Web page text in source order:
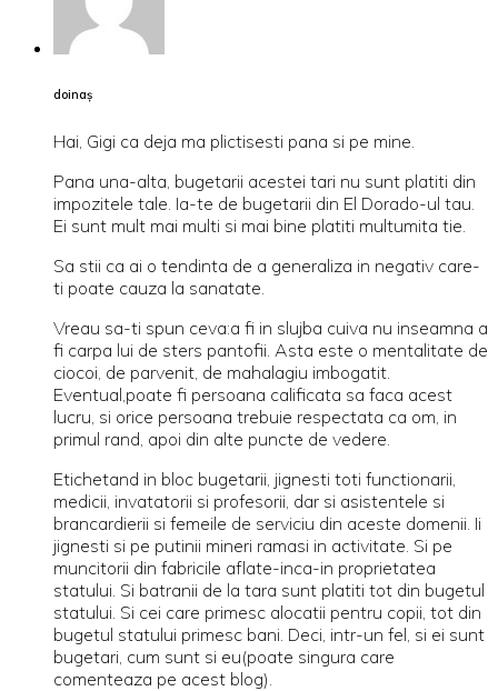
doinaş
Hai, Gigi ca deja ma plictisesti pana si pe mine.
Pana una-alta, bugetarii acestei tari nu sunt platiti din
impozitele tale. Ia-te de bugetarii din El Dorado-ul tau.
Ei sunt mult mai multi si mai bine platiti multumita tie.
Sa stii ca ai o tendinta de a generaliza in negativ care-
ti poate cauza la sanatate.
Vreau sa-ti spun ceva:a fi in slujba cuiva nu inseamna a
fi carpa lui de sters pantofii. Asta este o mentalitate de
ciocoi, de parvenit, de mahalagiu imbogatit.
Eventual,poate fi persoana calificata sa faca acest
lucru, si orice persoana trebuie respectata ca om, in
primul rand, apoi din alte puncte de vedere.
Etichetand in bloc bugetarii, jignesti toti functionarii,
medicii, invatatorii si profesorii, dar si asistentele si
brancardierii si femeile de serviciu din aceste domenii. Ii
jignesti si pe putinii mineri ramasi in activitate. Si pe
muncitorii din fabricile aflate-inca-in proprietatea
statului. Si batranii de la tara sunt platiti tot din bugetul
statului. Si cei care primesc alocatii pentru copii, tot din
bugetul statului primesc bani. Deci, intr-un fel, si ei sunt
bugetari, cum sunt si eu(poate singura care
comenteaza pe acest blog).